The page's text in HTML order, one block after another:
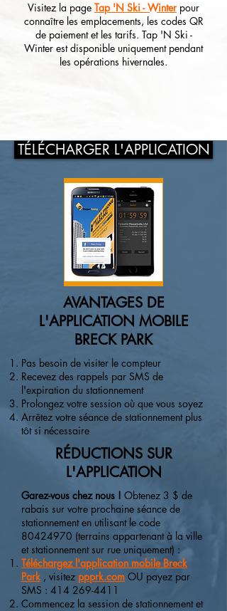
Visitez la page Tap 'N Ski - Winter pour
connaître les emplacements, les codes QR
de paiement et les tarifs. Tap 'N Ski -
Winter est disponible uniquement pendant
les opérations hivernales.
TÉLÉCHARGER L'APPLICATION
AVANTAGES DE
L'APPLICATION MOBILE
BRECK PARK
Pas besoin de visiter le compteur
Recevez des rappels par SMS de
l'expiration du stationnement
Prolongez votre session où que vous soyez
Arrêtez votre séance de stationnement plus
tôt si nécessaire
RÉDUCTIONS SUR
L'APPLICATION
Garez-vous chez nous ! Obtenez 3 $ de
rabais sur votre prochaine séance de
stationnement en utilisant le code
80424970 (terrains appartenant à la ville
et stationnement sur rue uniquement) :
Téléchargez l'application mobile Breck
Park , visitez ppprk.com OU payez par
SMS : 414 269-4411
Commencez la session de stationnement et